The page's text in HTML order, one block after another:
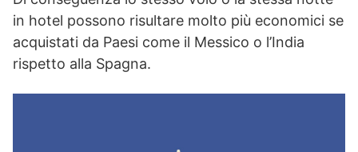
in hotel possono risultare molto più economici se
acquistati da Paesi come il Messico o l’India
rispetto alla Spagna.